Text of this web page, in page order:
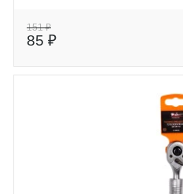
151 ₽
85 ₽